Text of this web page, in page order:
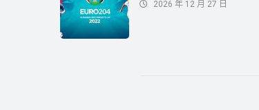
2026 年 12 月 27 日